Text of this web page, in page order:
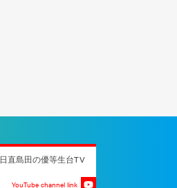
日直島田の優等生台TV
YouTube channel link